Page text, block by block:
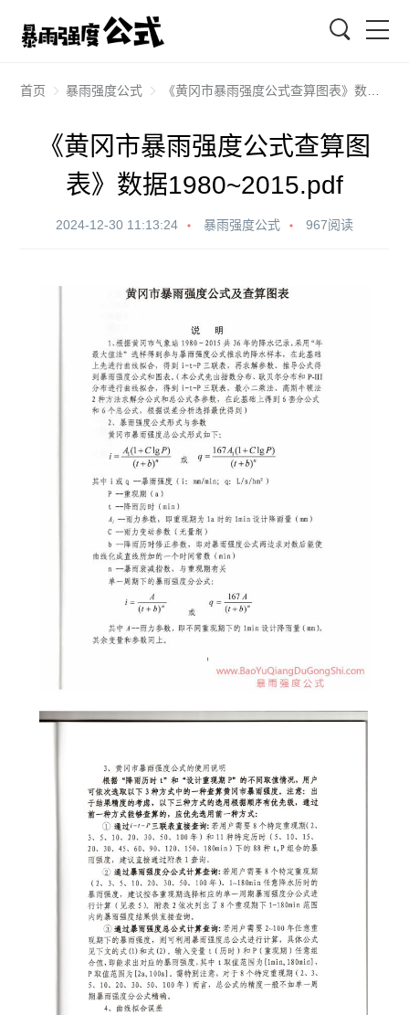
首页 暴雨强度公式 《黄冈市暴雨强度公式查算图表》数据1980~2015.pdf
《黄冈市暴雨强度公式查算图
表》数据1980~2015.pdf
2024-12-30 11:13:24 暴雨强度公式 967阅读